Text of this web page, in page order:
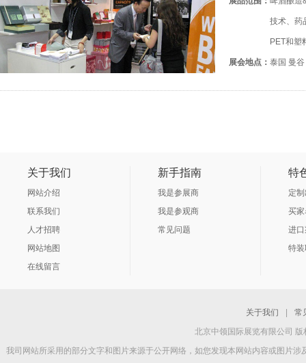
技术、药
PET和塑
容器等
展会地点： 泰国 曼谷
关于我们
网站介绍
联系我们
人才招聘
网站地图
在线留言
新手指南
我是参展商
我是参观商
常见问题
特
定
买
进
特
关于我们
常
北京中领国际展览有限公司
我司网站所采用的部分文字和图片来源于公开网络，如您发现本网站内容或图片